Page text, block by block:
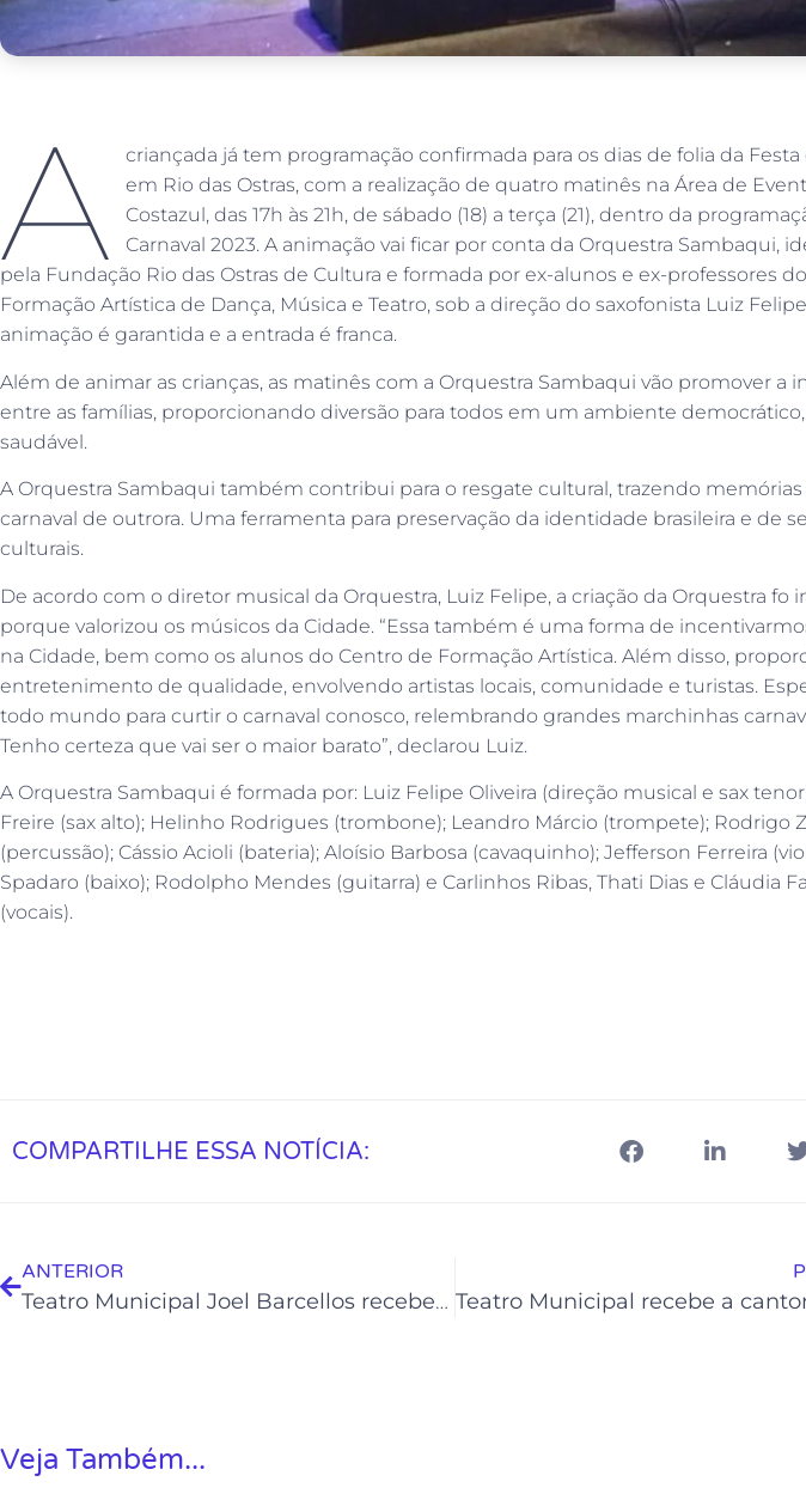
A
criançada já tem programação confirmada para os dias de folia da
em Rio das Ostras, com a realização de quatro matinês na Área de
Costazul, das 17h às 21h, de sábado (18) a terça (21), dentro da
Carnaval 2023. A animação vai ficar por conta da Orquestra Sambaqui,
pela Fundação Rio das Ostras de Cultura e formada por ex-alunos e ex-professores
Formação Artística de Dança, Música e Teatro, sob a direção do saxofonista Luiz
animação é garantida e a entrada é franca.
Além de animar as crianças, as matinês com a Orquestra Sambaqui vão promover a
entre as famílias, proporcionando diversão para todos em um ambiente
saudável.
A Orquestra Sambaqui também contribui para o resgate cultural, trazendo memórias
carnaval de outrora. Uma ferramenta para preservação da identidade brasileira e de
culturais.
De acordo com o diretor musical da Orquestra, Luiz Felipe, a criação da Orquestra fo
porque valorizou os músicos da Cidade. “Essa também é uma forma de
na Cidade, bem como os alunos do Centro de Formação Artística. Além disso,
entretenimento de qualidade, envolvendo artistas locais, comunidade e turistas.
todo mundo para curtir o carnaval conosco, relembrando grandes marchinhas
Tenho certeza que vai ser o maior barato”, declarou Luiz.
A Orquestra Sambaqui é formada por: Luiz Felipe Oliveira (direção musical e sax
Freire (sax alto); Helinho Rodrigues (trombone); Leandro Márcio (trompete); Rodrigo
(percussão); Cássio Acioli (bateria); Aloísio Barbosa (cavaquinho); Jefferson Ferreira
Spadaro (baixo); Rodolpho Mendes (guitarra) e Carlinhos Ribas, Thati Dias e Cláudia
(vocais).
COMPARTILHE ESSA NOTÍCIA:
ANTERIOR
Teatro Municipal Joel Barcellos recebe edição especial do Soul da Casa
Veja Também...